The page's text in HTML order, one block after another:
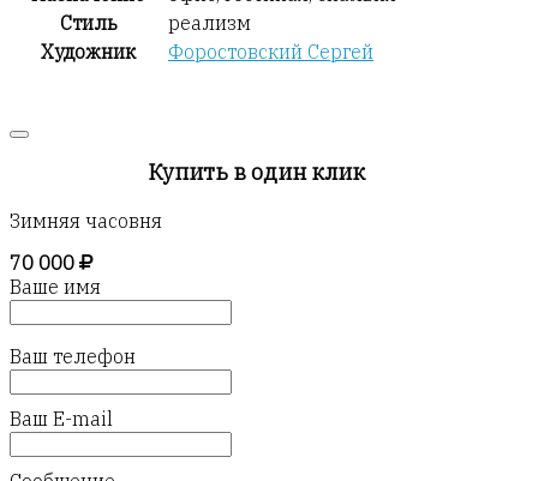
Стиль
реализм
Художник
Форостовский Сергей
Купить в один клик
Зимняя часовня
70 000
Ваше имя
Ваш телефон
Ваш E-mail